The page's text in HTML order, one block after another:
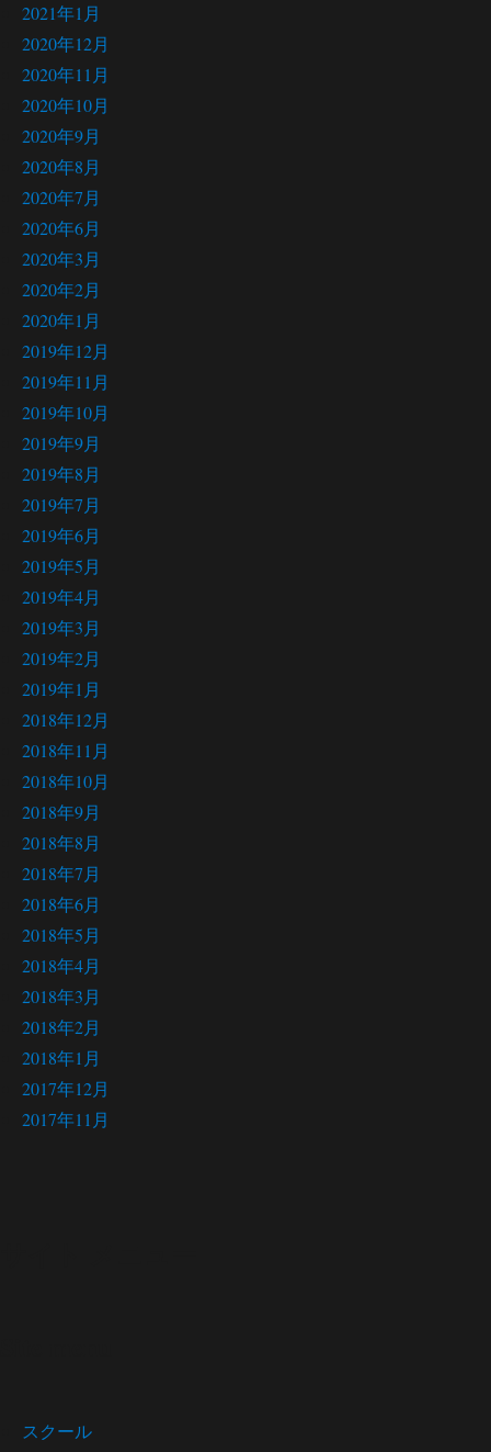
2021年1月
2020年12月
2020年11月
2020年10月
2020年9月
2020年8月
2020年7月
2020年6月
2020年3月
2020年2月
2020年1月
2019年12月
2019年11月
2019年10月
2019年9月
2019年8月
2019年7月
2019年6月
2019年5月
2019年4月
2019年3月
2019年2月
2019年1月
2018年12月
2018年11月
2018年10月
2018年9月
2018年8月
2018年7月
2018年6月
2018年5月
2018年4月
2018年3月
2018年2月
2018年1月
2017年12月
2017年11月
スクール